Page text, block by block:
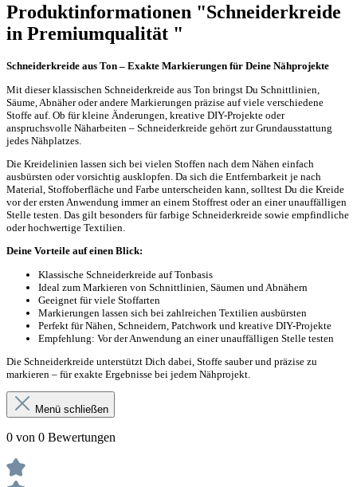
Produktinformationen "Schneiderkreide
in Premiumqualität "
Schneiderkreide aus Ton – Exakte Markierungen für Deine Nähprojekte
Mit dieser klassischen Schneiderkreide aus Ton bringst Du Schnittlinien,
Säume, Abnäher oder andere Markierungen präzise auf viele verschiedene
Stoffe auf. Ob für kleine Änderungen, kreative DIY-Projekte oder
anspruchsvolle Näharbeiten – Schneiderkreide gehört zur Grundausstattung
jedes Nähplatzes.
Die Kreidelinien lassen sich bei vielen Stoffen nach dem Nähen einfach
ausbürsten oder vorsichtig ausklopfen. Da sich die Entfernbarkeit je nach
Material, Stoffoberfläche und Farbe unterscheiden kann, solltest Du die Kreide
vor der ersten Anwendung immer an einem Stoffrest oder an einer unauffälligen
Stelle testen. Das gilt besonders für farbige Schneiderkreide sowie empfindliche
oder hochwertige Textilien.
Deine Vorteile auf einen Blick:
Klassische Schneiderkreide auf Tonbasis
Ideal zum Markieren von Schnittlinien, Säumen und Abnähern
Geeignet für viele Stoffarten
Markierungen lassen sich bei zahlreichen Textilien ausbürsten
Perfekt für Nähen, Schneidern, Patchwork und kreative DIY-Projekte
Empfehlung: Vor der Anwendung an einer unauffälligen Stelle testen
Die Schneiderkreide unterstützt Dich dabei, Stoffe sauber und präzise zu
markieren – für exakte Ergebnisse bei jedem Nähprojekt.
Menü schließen
0 von 0 Bewertungen